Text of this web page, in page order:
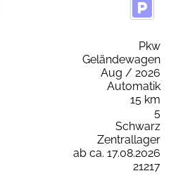
Pkw
Geländewagen
Aug / 2026
Automatik
15 km
5
Schwarz
Zentrallager
ab ca. 17.08.2026
21217